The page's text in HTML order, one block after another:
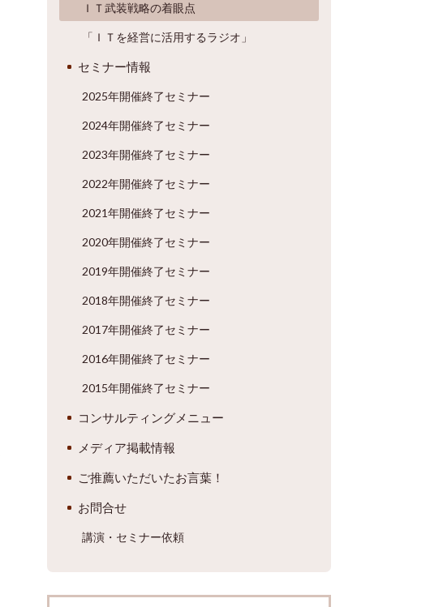
ＩＴ武装戦略の着眼点
「ＩＴを経営に活用するラジオ」
セミナー情報
2025年開催終了セミナー
2024年開催終了セミナー
2023年開催終了セミナー
2022年開催終了セミナー
2021年開催終了セミナー
2020年開催終了セミナー
2019年開催終了セミナー
2018年開催終了セミナー
2017年開催終了セミナー
2016年開催終了セミナー
2015年開催終了セミナー
コンサルティングメニュー
メディア掲載情報
ご推薦いただいたお言葉！
お問合せ
講演・セミナー依頼